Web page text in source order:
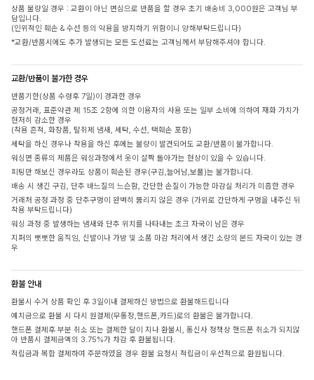
상품 불량일 경우 : 교환이 아닌 변심으로 반품을 할 경우 초기 배송비 3,000원은 고객님 부
담입니다.
(인위적인 훼손 & 수선 등의 악용을 방지하기 위함이니 양해부탁드립니다)
*교환/반품시에도 추가 발생되는 모든 도선료는 고객님께서 부담해주셔야 합니다.
교환/반품이 불가한 경우
반품기한(상품 수령후 7일)이 경과한 경우
공정거래, 표준약관 제 15조 2항에 의한 이용자의 사용 또는 일부 소비에 의하여 재화 가치가
현저히 감소한 경우
(착용 흔적, 화장품, 탈취제 냄새, 세탁, 수선, 택훼손 포함)
세탁을 하신 경우나 착용을 하신 후에는 불량이 발견되어도 교환/반품이 불가합니다.
워싱면 종류의 제품은 워싱과정에서 옷이 살짝 돌아가는 현상이 있을 수 있습니다.
피팅만 해보신 경우라도 상품이 훼손된 경우(구김,늘어남,보풀)는 불가합니다.
배송 시 생긴 구김, 단추 바느질의 느슨함, 간단한 손질이 가능한 마감실 처리가 미흡한 경우
거래처 공정 과정 중 단추구멍이 완벽히 뚫리지 않은 경우 (가위로 간단하게 구멍을 내주신 뒤
착용 부탁드립니다)
워싱 과정 중 발생하는 냄새와 단추 위치를 나타내는 초크 자국이 남은 경우
지퍼의 뻣뻣한 움직임, 신발이나 가방 및 소품 마감 처리에서 생긴 소량의 본드 자국이 있는 경
우
환불 안내
환불시 수거 상품 확인 후 3일이내 결제하신 방법으로 환불해드립니다
예치금으로 환불 시 다시 원결제(무통장,핸드폰,카드)로의 환불은 불가합니다.
핸드폰 결제후 부분 취소 또는 결제한 달이 지나 환불시, 통신사 정책상 핸드폰 취소가 되지않
아 반품시 결제금액의 3.75%가 차감 후 환불됩니다.
적립금과 복합 결제하여 주문하였을 경우 환불 요청시 적립금이 우선적으로 환원됩니다.